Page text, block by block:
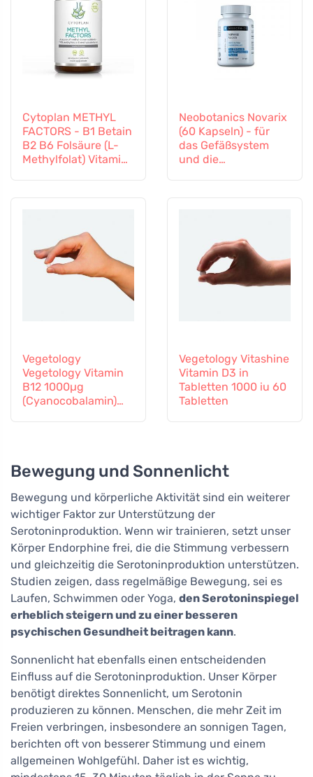
Cytoplan METHYL
FACTORS - B1 Betain
B2 B6 Folsäure (L-
Methylfolat) Vitamin
Neobotanics Novarix
(60 Kapseln) - für
das Gefäßsystem
und die
Vegetology
Vegetology Vitamin
B12 1000µg
(Cyanocobalamin)
Vegetology Vitashine
Vitamin D3 in
Tabletten 1000 iu 60
Tabletten
Bewegung und Sonnenlicht
Bewegung und körperliche Aktivität sind ein weiterer
wichtiger Faktor zur Unterstützung der
Serotoninproduktion. Wenn wir trainieren, setzt unser
Körper Endorphine frei, die die Stimmung verbessern
und gleichzeitig die Serotoninproduktion unterstützen.
Studien zeigen, dass regelmäßige Bewegung, sei es
Laufen, Schwimmen oder Yoga, den Serotoninspiegel
erheblich steigern und zu einer besseren
psychischen Gesundheit beitragen kann.
Sonnenlicht hat ebenfalls einen entscheidenden
Einfluss auf die Serotoninproduktion. Unser Körper
benötigt direktes Sonnenlicht, um Serotonin
produzieren zu können. Menschen, die mehr Zeit im
Freien verbringen, insbesondere an sonnigen Tagen,
berichten oft von besserer Stimmung und einem
allgemeinen Wohlgefühl. Daher ist es wichtig,